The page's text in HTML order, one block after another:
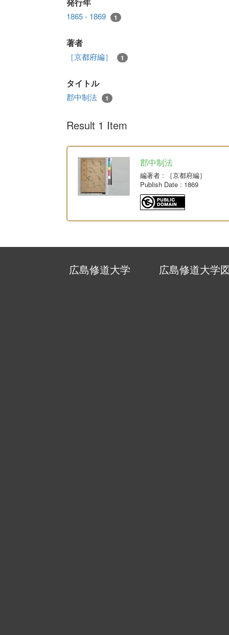
発行年
1865 - 1869 1
著者
［京都府編］ 1
タイトル
郡中制法 1
Result 1 Item
郡中制法
編著者 : ［京都府編］
Publish Date : 1869
広島修道大学 広島修道大学